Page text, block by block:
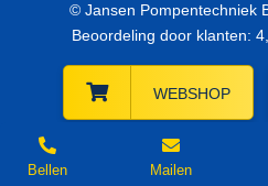
© Jansen Pompentechniek
Beoordeling door klanten:
WEBSHOP
Bellen Mailen